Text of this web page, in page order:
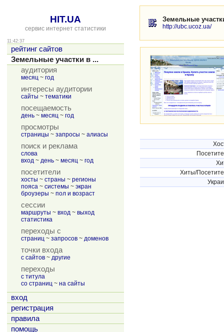
HIT.UA
сервис интернет статистики
11:42:37
рейтинг сайтов
Земельные участки в ...
аудитория
месяц ~ год
интересы аудитории
сайты ~ тематики
посещаемость
день ~ месяц ~ год
просмотры
страницы ~ запросы ~ алиасы
поиск и реклама
слова
вход ~ день ~ месяц ~ год
посетители
хосты ~ страны ~ регионы
пояса ~ системы ~ экран
броузеры ~ пол и возраст
сессии
маршруты ~ вход ~ выход
статистика
переходы с
страниц ~ запросов ~ доменов
точки входа
с сайтов ~ другие
переходы
с титула
со страниц ~ на сайты
вход
регистрация
правила
помощь
Земельные
http://ubc.ucoz.ua/
Хиты/